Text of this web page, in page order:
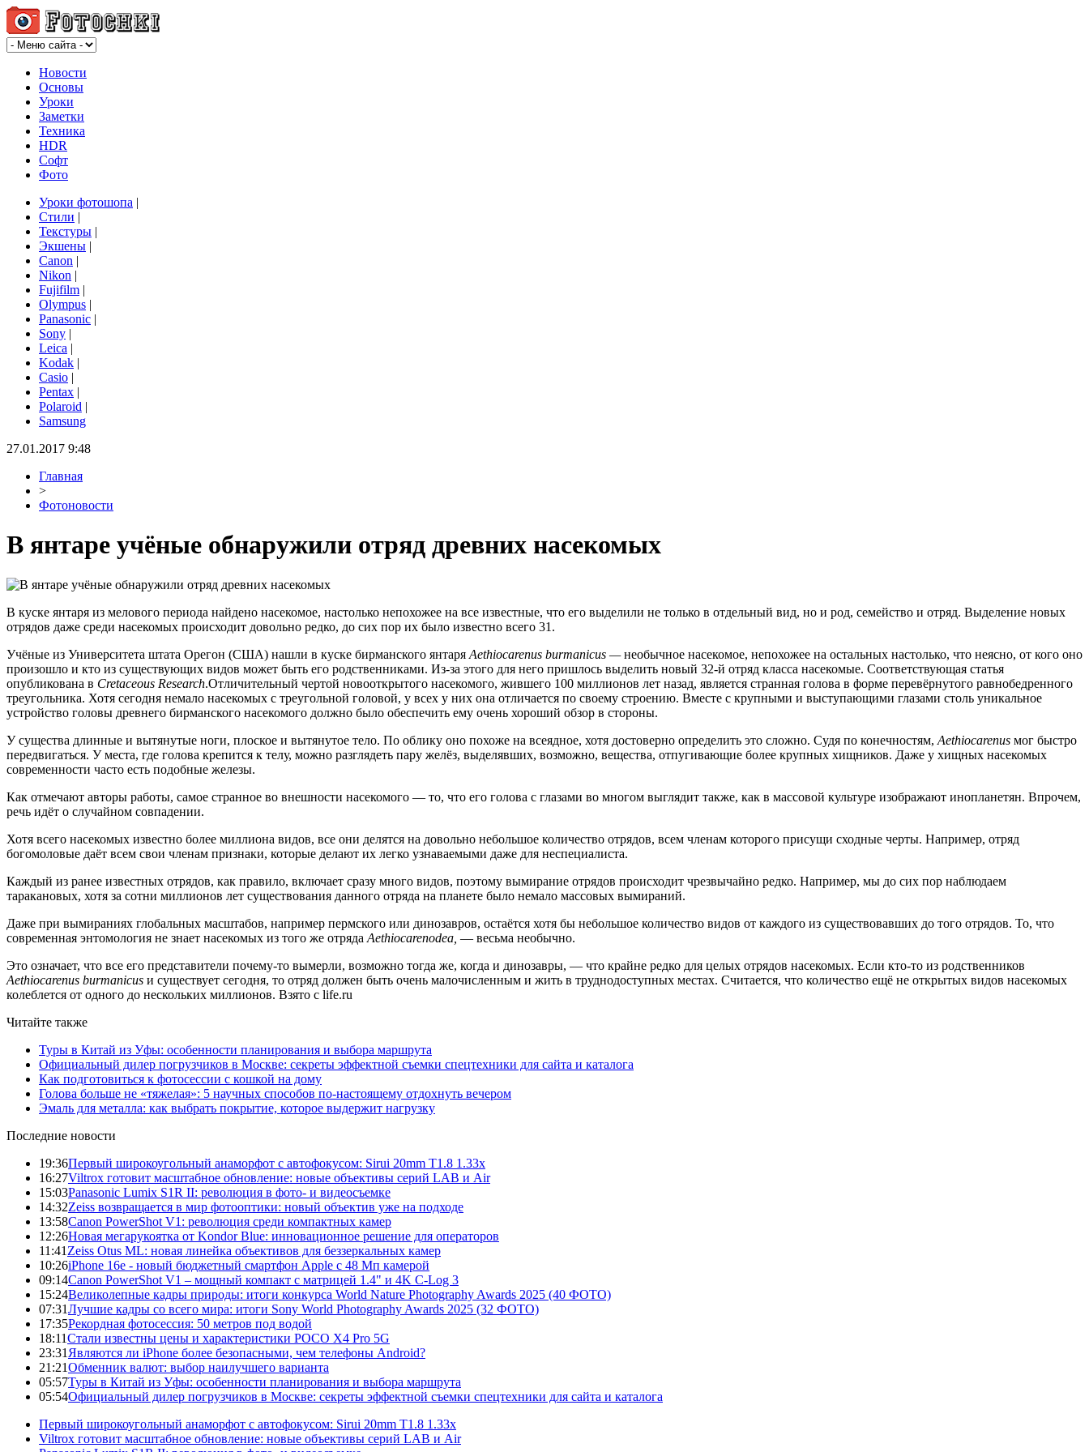
Новости
Основы
Уроки
Заметки
Техника
HDR
Софт
Фото
Уроки фотошопа |
Стили |
Текстуры |
Экшены |
Canon |
Nikon |
Fujifilm |
Olympus |
Panasonic |
Sony |
Leica |
Kodak |
Casio |
Pentax |
Polaroid |
Samsung
27.01.2017 9:48
Главная
>
Фотоновости
В янтаре учёные обнаружили отряд древних насекомых
В куске янтаря из мелового периода найдено насекомое, настолько непохожее на все известные, что его выделили не только в отдельный вид, но и род, семейство и отряд. Выделение новых
отрядов даже среди насекомых происходит довольно редко, до сих пор их было известно всего 31.
Учёные из Университета штата Орегон (США) нашли в куске бирманского янтаря Aethiocarenus burmanicus —необычное насекомое, непохожее на остальных настолько, что неясно, от кого оно
произошло и кто из существующих видов может быть его родственниками. Из-за этого для него пришлось выделить новый 32-й отряд класса насекомые. Соответствующая статья
опубликована в Cretaceous Research.Отличительный чертой новооткрытого насекомого, жившего 100 миллионов лет назад, является странная голова в форме перевёрнутого равнобедренного
треугольника. Хотя сегодня немало насекомых с треугольной головой, у всех у них она отличается по своему строению. Вместе с крупными и выступающими глазами столь уникальное
устройство головы древнего бирманского насекомого должно было обеспечить ему очень хороший обзор в стороны.
У существа длинные и вытянутые ноги, плоское и вытянутое тело. По облику оно похоже на всеядное, хотя достоверно определить это сложно. Судя по конечностям, Aethiocarenus мог быстро
передвигаться. У места, где голова крепится к телу, можно разглядеть пару желёз, выделявших, возможно, вещества, отпугивающие более крупных хищников. Даже у хищных насекомых
современности часто есть подобные железы.
Как отмечают авторы работы, самое странное во внешности насекомого — то, что его голова с глазами во многом выглядит также, как в массовой культуре изображают инопланетян. Впрочем,
речь идёт о случайном совпадении.
Хотя всего насекомых известно более миллиона видов, все они делятся на довольно небольшое количество отрядов, всем членам которого присущи сходные черты. Например, отряд
богомоловые даёт всем свои членам признаки, которые делают их легко узнаваемыми даже для неспециалиста.
Каждый из ранее известных отрядов, как правило, включает сразу много видов, поэтому вымирание отрядов происходит чрезвычайно редко. Например, мы до сих пор наблюдаем
таракановых, хотя за сотни миллионов лет существования данного отряда на планете было немало массовых вымираний.
Даже при вымираниях глобальных масштабов, например пермского или динозавров, остаётся хотя бы небольшое количество видов от каждого из существовавших до того отрядов. То, что
современная энтомология не знает насекомых из того же отряда Aethiocarenodea, — весьма необычно.
Это означает, что все его представители почему-то вымерли, возможно тогда же, когда и динозавры, — что крайне редко для целых отрядов насекомых. Если кто-то из родственников
Aethiocarenus burmanicus и существует сегодня, то отряд должен быть очень малочисленным и жить в труднодоступных местах. Считается, что количество ещё не открытых видов насекомых
колеблется от одного до нескольких миллионов. Взято с life.ru
Читайте также
Туры в Китай из Уфы: особенности планирования и выбора маршрута
Официальный дилер погрузчиков в Москве: секреты эффектной съемки спецтехники для сайта и каталога
Как подготовиться к фотосессии с кошкой на дому
Голова больше не «тяжелая»: 5 научных способов по-настоящему отдохнуть вечером
Эмаль для металла: как выбрать покрытие, которое выдержит нагрузку
Последние новости
19:36Первый широкоугольный анаморфот с автофокусом: Sirui 20mm T1.8 1.33x
16:27Viltrox готовит масштабное обновление: новые объективы серий LAB и Air
15:03Panasonic Lumix S1R II: революция в фото- и видеосъемке
14:32Zeiss возвращается в мир фотооптики: новый объектив уже на подходе
13:58Canon PowerShot V1: революция среди компактных камер
12:26Новая мегарукоятка от Kondor Blue: инновационное решение для операторов
11:41 Zeiss Otus ML: новая линейка объективов для беззеркальных камер
10:26iPhone 16e - новый бюджетный смартфон Apple с 48 Мп камерой
09:14Canon PowerShot V1 – мощный компакт с матрицей 1.4" и 4K C-Log 3
15:24Великолепные кадры природы: итоги конкурса World Nature Photography Awards 2025 (40 ФОТО)
07:31Лучшие кадры со всего мира: итоги Sony World Photography Awards 2025 (32 ФОТО)
17:35Рекордная фотосессия: 50 метров под водой
18:11Стали известны цены и характеристики POCO X4 Pro 5G
23:31 Являются ли iPhone более безопасными, чем телефоны Android?
21:21Обменник валют: выбор наилучшего варианта
05:57Туры в Китай из Уфы: особенности планирования и выбора маршрута
05:54Официальный дилер погрузчиков в Москве: секреты эффектной съемки спецтехники для сайта и каталога
Первый широкоугольный анаморфот с автофокусом: Sirui 20mm T1.8 1.33x
Viltrox готовит масштабное обновление: новые объективы серий LAB и Air